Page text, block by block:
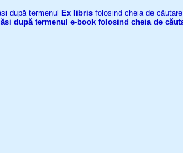
după termenul Ex libris folosind cheia de
după termenul e-book folosind cheia de